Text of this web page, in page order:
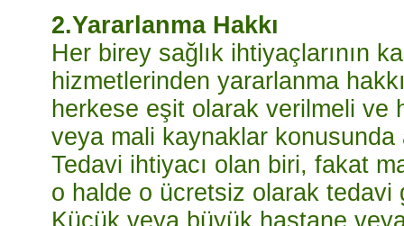
2.Yararlanma Hakkı
Her birey sağlık ihtiyaçlarının
hizmetlerinden yararlanma
herkese eşit olarak verilmeli ve
veya mali kaynaklar konusunda
Tedavi ihtiyacı olan biri, fakat
o halde o ücretsiz olarak tedavi
Küçük veya büyük hastane